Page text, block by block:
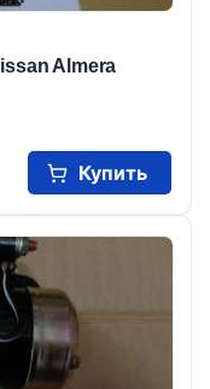
Almera
Купить